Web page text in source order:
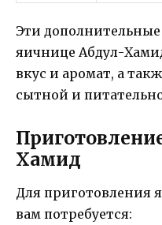
Эти
яичнице Абдул-
вкус и аромат, а
сытной и
Хамид
Для приготовления
вам потребуется: